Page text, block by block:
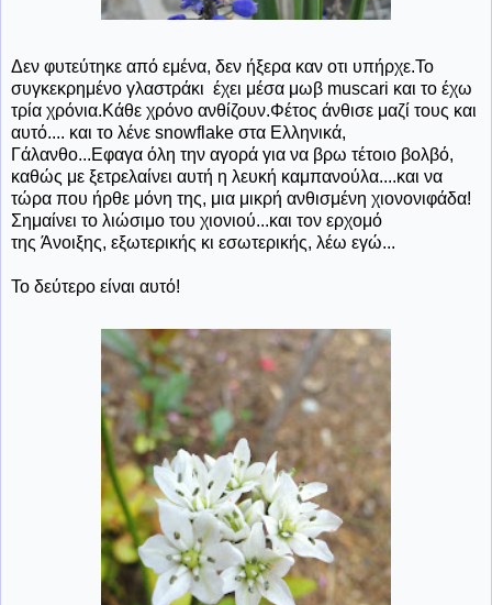
Δεν φυτεύτηκε από εμένα, δεν ήξερα καν οτι υπήρχε.Το
συγκεκρημένο γλαστράκι έχει μέσα μωβ muscari και το έχω
τρία χρόνια.Κάθε χρόνο ανθίζουν.Φέτος άνθισε μαζί τους και
αυτό.... και το λένε snowflake στα Ελληνικά,
Γάλανθο...Εφαγα όλη την αγορά για να βρω τέτοιο βολβό,
καθώς με ξετρελαίνει αυτή η λευκή καμπανούλα....και να
τώρα που ήρθε μόνη της, μια μικρή ανθισμένη χιονονιφάδα!
Σημαίνει το λιώσιμο του χιονιού...και τον ερχομό
της Άνοιξης, εξωτερικής κι εσωτερικής, λέω εγώ...
Το δεύτερο είναι αυτό!